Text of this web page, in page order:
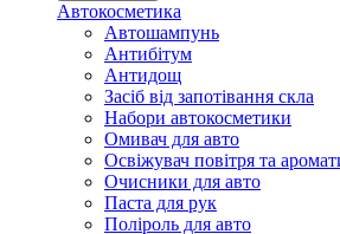
Автокосметика
Автошампунь
Антибітум
Антидощ
Засіб від запотівання скла
Набори автокосметики
Омивач для авто
Освіжувач повітря та
Очисники для авто
Паста для рук
Поліроль для авто